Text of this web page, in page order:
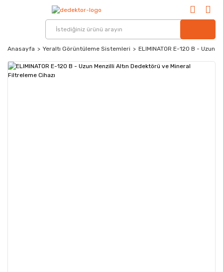
Anasayfa Yeraltı Görüntüleme Sistemleri ELIMINATOR E-120 B - Uzun